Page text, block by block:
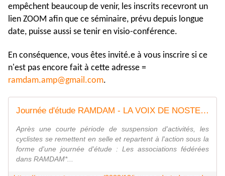
empêchent beaucoup de venir, les inscrits recevront un
lien ZOOM afin que ce séminaire, prévu depuis longue
date, puisse aussi se tenir en visio-conférence.
En conséquence, vous êtes invité.e à vous inscrire si ce
n'est pas encore fait à cette adresse =
ramdam.amp@gmail.com.
Journée d'étude RAMDAM - LA VOIX DE NOSTERPACA
Après une courte période de suspension d'activités, les
cyclistes se remettent en selle et repartent à l'action sous la
forme d'une journée d'étude : Les associations fédérées
dans RAMDAM*...